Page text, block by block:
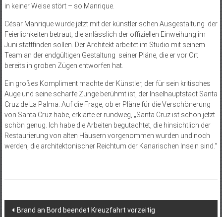
in keiner Weise stört – so Manrique.
César Manrique wurde jetzt mit der künstlerischen Ausgestaltung der
Feierlichkeiten betraut, die anlässlich der offiziellen Einweihung im
Juni stattfinden sollen. Der Architekt arbeitet im Studio mit seinem
Team an der endgültigen Gestaltung seiner Pläne, die er vor Ort
bereits in groben Zügen entworfen hat.
Ein großes Kompliment machte der Künstler, der für sein kritisches
Auge und seine scharfe Zunge berühmt ist, der Inselhauptstadt Santa
Cruz de La Palma. Auf die Frage, ob er Pläne für die Verschönerung
von Santa Cruz habe, erklärte er rundweg, „Santa Cruz ist schon jetzt
schön genug. Ich habe die Arbeiten begutachtet, die hinsichtlich der
Restaurierung von alten Häusern vorgenommen wurden und noch
werden, die architektonischer Reichtum der Kanarischen Inseln sind.“
Beitragsnavigation
Brand an Bord beendet Kreuzfahrt vorzeitig